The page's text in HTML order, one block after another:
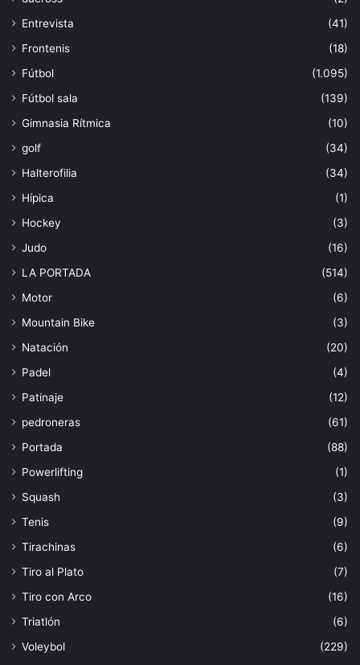
Entrevista
(41)
Frontenis
(18)
Fútbol
(1.095)
Fútbol sala
(139)
Gimnasia Rítmica
(10)
golf
(34)
Halterofilia
(34)
Hípica
(1)
Hockey
(3)
Judo
(16)
LA PORTADA
(514)
Motor
(6)
Mountain Bike
(3)
Natación
(20)
Padel
(4)
Patinaje
(12)
pedroneras
(61)
Portada
(88)
Powerlifting
(1)
Squash
(3)
Tenis
(9)
Tirachinas
(6)
Tiro al Plato
(7)
Tiro con Arco
(16)
Triatlón
(6)
Voleybol
(229)